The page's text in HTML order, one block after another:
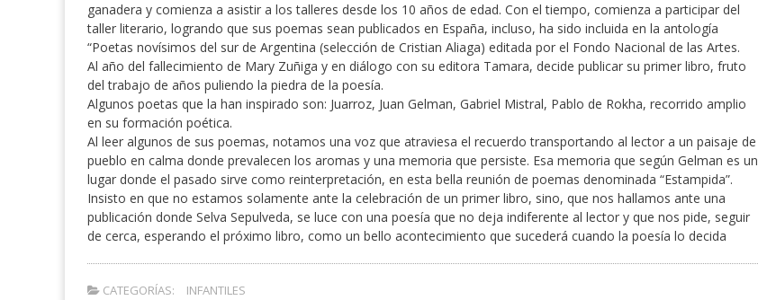
ganadera y comienza a asistir a los talleres desde los 10 años de edad. Con el tiempo, comienza a participar del
taller literario, logrando que sus poemas sean publicados en España, incluso, ha sido incluida en la antología
“Poetas novísimos del sur de Argentina (selección de Cristian Aliaga) editada por el Fondo Nacional de las Artes.
Al año del fallecimiento de Mary Zuñiga y en diálogo con su editora Tamara, decide publicar su primer libro, fruto
del trabajo de años puliendo la piedra de la poesía.
Algunos poetas que la han inspirado son: Juarroz, Juan Gelman, Gabriel Mistral, Pablo de Rokha, recorrido amplio
en su formación poética.
Al leer algunos de sus poemas, notamos una voz que atraviesa el recuerdo transportando al lector a un paisaje de
pueblo en calma donde prevalecen los aromas y una memoria que persiste. Esa memoria que según Gelman es un
lugar donde el pasado sirve como reinterpretación, en esta bella reunión de poemas denominada “Estampida”.
Insisto en que no estamos solamente ante la celebración de un primer libro, sino, que nos hallamos ante una
publicación donde Selva Sepulveda, se luce con una poesía que no deja indiferente al lector y que nos pide, seguir
de cerca, esperando el próximo libro, como un bello acontecimiento que sucederá cuando la poesía lo decida
CATEGORÍAS: INFANTILES